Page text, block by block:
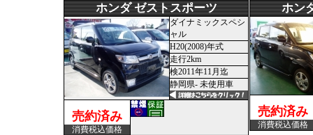
ホンダ ゼストスポーツ
ダイナミックスペシ
ャル
H20(2008)年式
走行2km
検2011年11月迄
静岡県- 未使用車
売約済み
消費税込価格
ホン
売約済み
消費税込価格